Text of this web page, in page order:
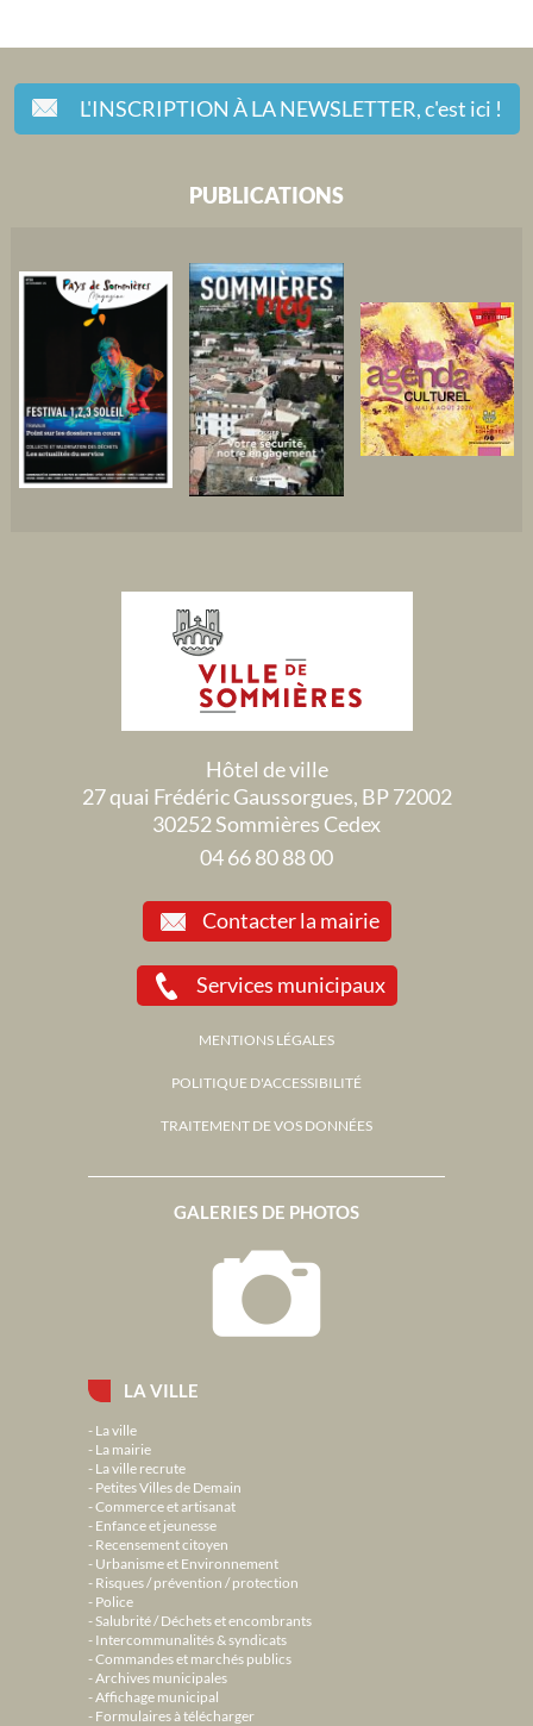
L'INSCRIPTION À LA NEWSLETTER,c'est ici !
LA VILLE
La ville
La mairie
La ville recrute
Petites Villes de Demain
Commerce et artisanat
Enfance et jeunesse
Recensement citoyen
Urbanisme et Environnement
Risques / prévention / protection
Police
Salubrité / Déchets et encombrants
Intercommunalités & syndicats
Commandes et marchés publics
Archives municipales
Affichage municipal
Formulaires à télécharger
GALERIES DE PHOTOS
PUBLICATIONS
Hôtel de ville
27 quai Frédéric Gaussorgues, BP 72002
30252 Sommières Cedex
04 66 80 88 00
Contacter la mairie
Services municipaux
MENTIONS LÉGALES
POLITIQUE D'ACCESSIBILITÉ
TRAITEMENT DE VOS DONNÉES